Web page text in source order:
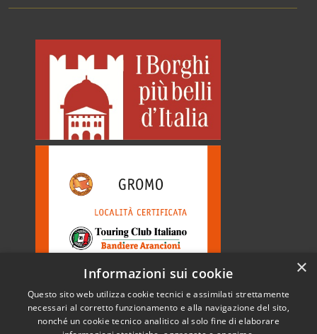
×
Informazioni sui cookie
Questo sito web utilizza cookie tecnici e assimilati strettamente
necessari al corretto funzionamento e alla navigazione del sito,
nonché un cookie tecnico analitico al solo fine di elaborare